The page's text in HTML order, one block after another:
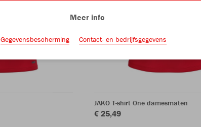
JAKO T-shirt One damesmaten
€ 25,49
Meer info
Gegevensbescherming Contact- en bedrijfsgegevens